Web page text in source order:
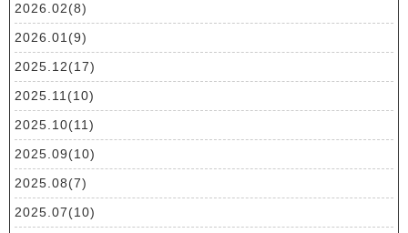
2026.02(8)
2026.01(9)
2025.12(17)
2025.11(10)
2025.10(11)
2025.09(10)
2025.08(7)
2025.07(10)